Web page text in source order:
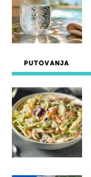
PUTOVANJA